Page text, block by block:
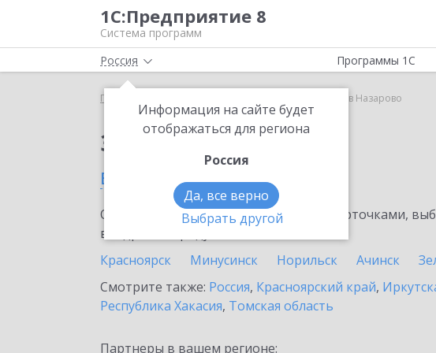
1С:Предприятие 8
Система программ
Россия
Информация на сайте будет
отображаться для региона
Россия
Да, все верно
Выбрать другой
Программы 1С
Главная 1С:Лизинг в Назарово
Заказать 1С:Лизинг
в Назарово
Ознакомьтесь с информационными карточками,
внедрение продукта.
Красноярск
Минусинск Норильск Ачинск
Смотрите также: Россия, Красноярский край,
Республика Хакасия, Томская область
Партнеры в вашем регионе: